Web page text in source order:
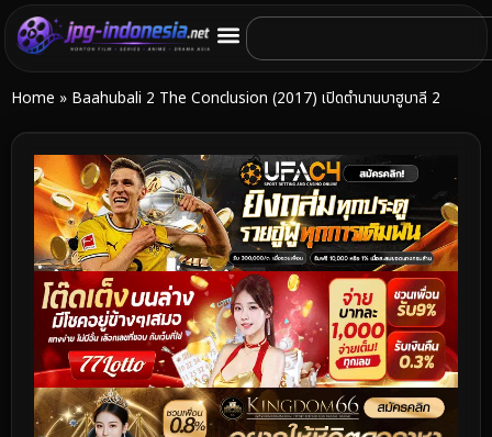
Home » Baahubali 2 The Conclusion (2017) เปิดตำนานบาฮูบาลี 2